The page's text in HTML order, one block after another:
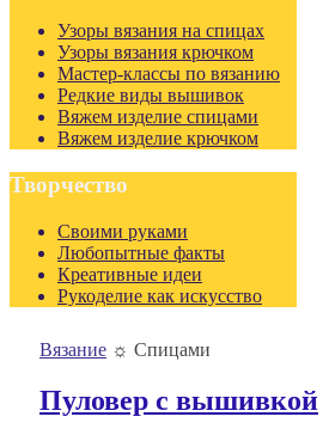
Узоры вязания на спицах
Узоры вязания крючком
Мастер-классы по вязанию
Редкие виды вышивок
Вяжем изделие спицами
Вяжем изделие крючком
Творчество
Своими руками
Любопытные факты
Креативные идеи
Рукоделие как искусство
Вязание ☼ Спицами
Пуловер с вышивкой